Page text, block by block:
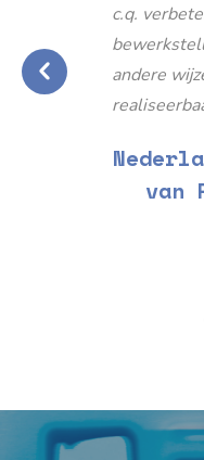
c.q.
andere
van